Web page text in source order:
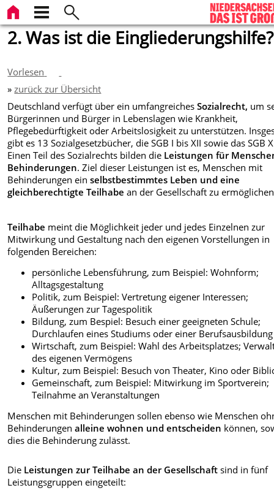
2. Was ist die Eingliederungshilfe?
Vorlesen
» zurück zur Übersicht
Deutschland verfügt über ein umfangreichesSozialrecht, um
Bürgerinnen und Bürger in Lebenslagen wie Krankheit,
Pflegebedürftigkeit oder Arbeitslosigkeit zu unterstützen.
gibt es 13 Sozialgesetzbücher, die SGB I bis XII sowie das SGB
Einen Teil des Sozialrechts bilden die Leistungen für
Behinderungen. Ziel dieser Leistungen ist es, Menschen mit
Behinderungen einselbstbestimmtes Leben und eine
gleichberechtigte Teilhabe an der Gesellschaft zu
Teilhabe meint die Möglichkeit jeder und jedes Einzelnen zur
Mitwirkung und Gestaltung nach den eigenen Vorstellungen in
folgenden Bereichen:
persönliche Lebensführung, zum Beispiel: Wohnform;
Alltagsgestaltung
Politik, zum Beispiel: Vertretung eigener Interessen;
Äußerungen zur Tagespolitik
Bildung, zum Bespiel: Besuch einer geeigneten Schule;
Durchlaufen eines Studiums oder einer Berufsausbildung
Wirtschaft, zum Beispiel: Wahl des Arbeitsplatzes;
des eigenen Vermögens
Kultur, zum Beispiel: Besuch von Theater, Kino oder
Gemeinschaft, zum Beispiel: Mitwirkung im Sportverein;
Teilnahme an Veranstaltungen
Menschen mit Behinderungen sollen ebenso wie Menschen
Behinderungenalleine wohnen und entscheiden können,
dies die Behinderung zulässt.
Die Leistungen zur Teilhabe an der Gesellschaft sind in fünf
Leistungsgruppen eingeteilt: